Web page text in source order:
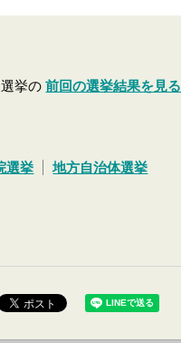
選挙の前回の選挙結果を見る
選挙 地方自治体選挙